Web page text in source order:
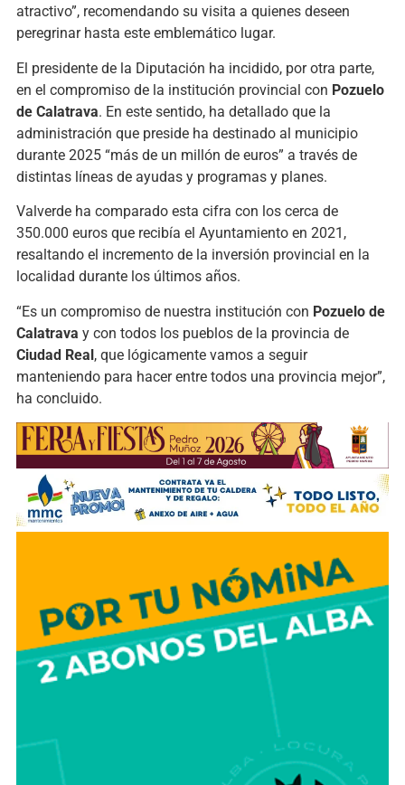
atractivo”, recomendando su visita a quienes deseen
peregrinar hasta este emblemático lugar.
El presidente de la Diputación ha incidido, por otra parte,
en el compromiso de la institución provincial con Pozuelo
de Calatrava. En este sentido, ha detallado que la
administración que preside ha destinado al municipio
durante 2025 “más de un millón de euros” a través de
distintas líneas de ayudas y programas y planes.
Valverde ha comparado esta cifra con los cerca de
350.000 euros que recibía el Ayuntamiento en 2021,
resaltando el incremento de la inversión provincial en la
localidad durante los últimos años.
“Es un compromiso de nuestra institución con Pozuelo de
Calatrava y con todos los pueblos de la provincia de
Ciudad Real, que lógicamente vamos a seguir
manteniendo para hacer entre todos una provincia mejor”,
ha concluido.